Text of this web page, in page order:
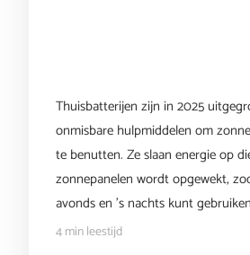
Thuisbatterijen zijn in 2025
onmisbare hulpmiddelen om
te benutten. Ze slaan energie op
zonnepanelen wordt opgewekt,
avonds en ’s nachts kunt
4 min leestijd